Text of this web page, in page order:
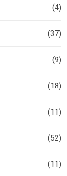
(4)
(37)
(9)
(18)
(11)
(52)
(11)